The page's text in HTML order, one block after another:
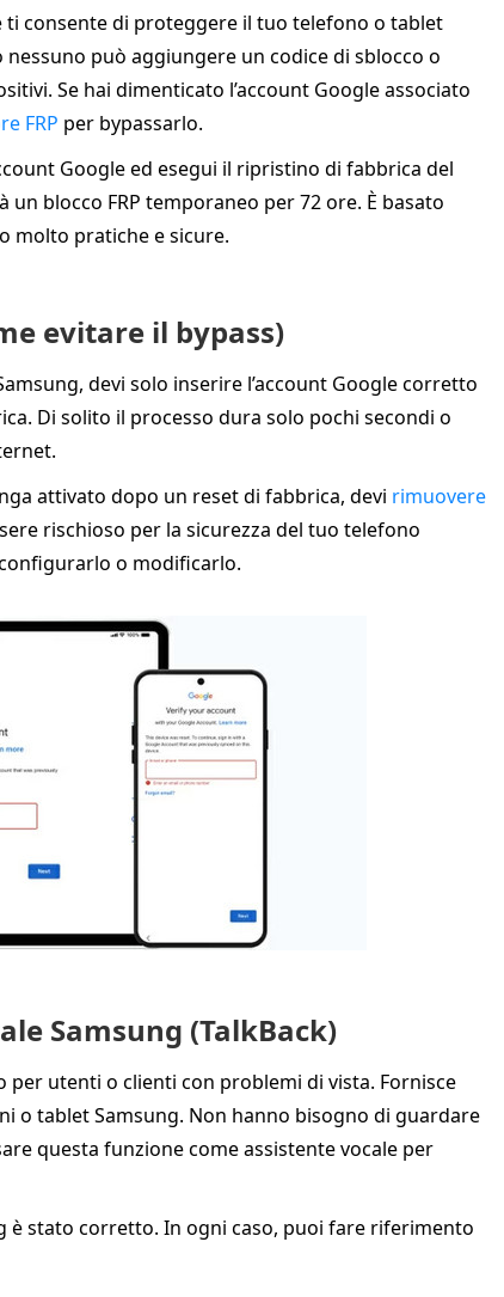
ti consente di proteggere il tuo telefono o tablet
può aggiungere un codice di sblocco o
Se hai dimenticato l’account Google associato
FRP per bypassarlo.
Google ed esegui il ripristino di fabbrica del
blocco FRP temporaneo per 72 ore. È basato
molto pratiche e sicure.
evitare il bypass)
devi solo inserire l’account Google corretto
Di solito il processo dura solo pochi secondi o
attivato dopo un reset di fabbrica, devi rimuovere
rischioso per la sicurezza del tuo telefono
o modificarlo.
Samsung (TalkBack)
per utenti o clienti con problemi di vista. Fornisce
o tablet Samsung. Non hanno bisogno di guardare
questa funzione come assistente vocale per
è stato corretto. In ogni caso, puoi fare riferimento